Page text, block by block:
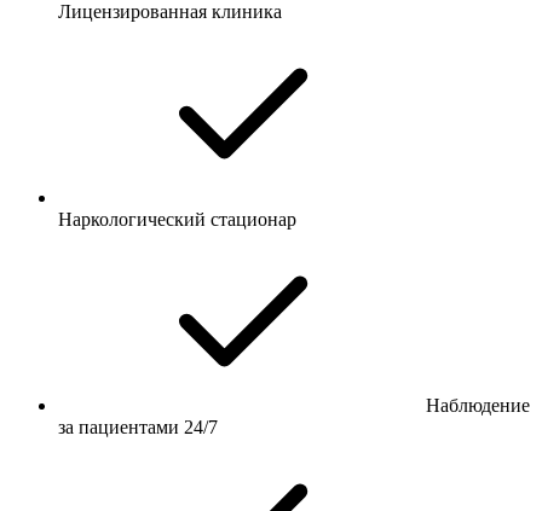
Лицензированная клиника
Наркологический стационар
Наблюдение
за пациентами 24/7